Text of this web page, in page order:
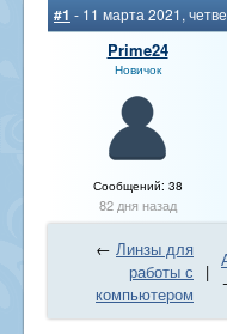
#1 - 11 марта 2021,
Prime24
Новичок
Сообщений: 38
82 дня назад
← Линзы для
работы с
компьютером
|